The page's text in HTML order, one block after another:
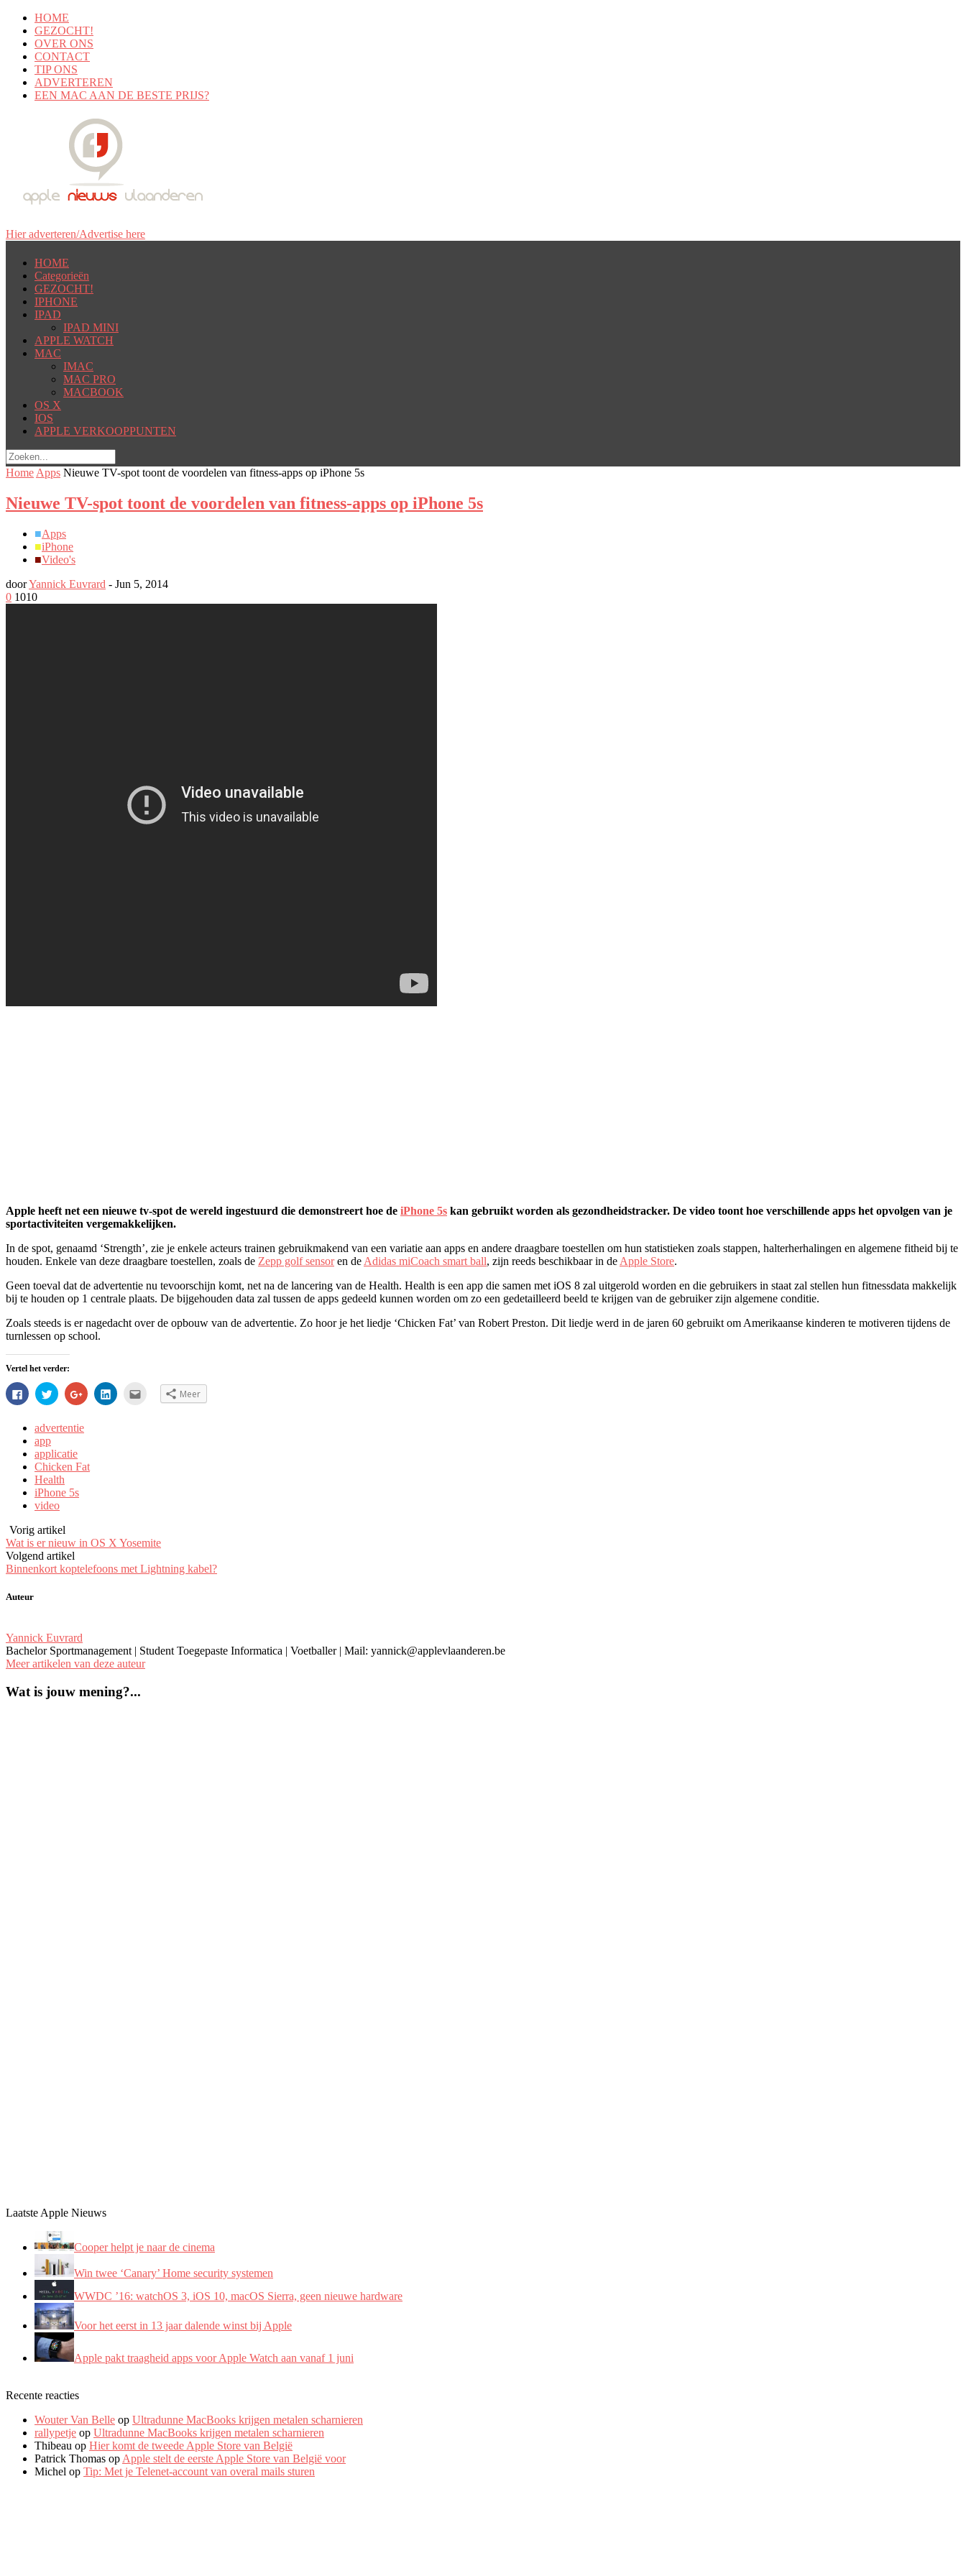
HOME
GEZOCHT!
OVER ONS
CONTACT
TIP ONS
ADVERTEREN
EEN MAC AAN DE BESTE PRIJS?
Hier adverteren/Advertise here
HOME
Categorieën
GEZOCHT!
IPHONE
IPAD
IPAD MINI
APPLE WATCH
MAC
IMAC
MAC PRO
MACBOOK
OS X
IOS
APPLE VERKOOPPUNTEN
Home Apps Nieuwe TV-spot toont de voordelen van fitness-apps op iPhone 5s
Nieuwe TV-spot toont de voordelen van fitness-apps op iPhone 5s
■Apps
■iPhone
■Video's
doorYannick Euvrard - Jun 5, 2014
0 1010
Apple heeft net een nieuwe tv-spot de wereld ingestuurd die demonstreert hoe de iPhone 5s kan gebruikt worden als gezondheidstracker. De video toont hoe verschillende apps het opvolgen van je
sportactiviteiten vergemakkelijken.
In de spot, genaamd ‘Strength’, zie je enkele acteurs trainen gebruikmakend van een variatie aan apps en andere draagbare toestellen om hun statistieken zoals stappen, halterherhalingen en algemene fitheid bij te
houden. Enkele van deze draagbare toestellen, zoals de Zepp golf sensoren de Adidas miCoach smart ball, zijn reeds beschikbaar in de Apple Store.
Geen toeval dat de advertentie nu tevoorschijn komt, net na de lancering van de Health. Health is een app die samen met iOS 8 zal uitgerold worden en die gebruikers in staat zal stellen hun fitnessdata makkelijk
bij te houden op 1 centrale plaats. De bijgehouden data zal tussen de apps gedeeld kunnen worden om zo een gedetailleerd beeld te krijgen van de gebruiker zijn algemene conditie.
Zoals steeds is er nagedacht over de opbouw van de advertentie. Zo hoor je het liedje ‘Chicken Fat’ van Robert Preston. Dit liedje werd in de jaren 60 gebruikt om Amerikaanse kinderen te motiveren tijdens de
turnlessen op school.
Vertel het verder:
Klik
om
op
Facebook
(Wordt
in
een
nieuw
venster
geopend)
Klik
om
met
Twitter
in
een
nieuw
venster
geopend)
Klik
om
te
delen
nieuw
Klik
om Meer
advertentie
app
applicatie
Chicken Fat
Health
iPhone 5s
video
Vorig artikel
Wat is er nieuw in OS X Yosemite
Volgend artikel
Binnenkort koptelefoons met Lightning kabel?
Auteur
Yannick Euvrard
Bachelor Sportmanagement | Student Toegepaste Informatica | Voetballer | Mail: yannick@applevlaanderen.be
Meer artikelen van deze auteur
Wat is jouw mening?...
Laatste Apple Nieuws
Cooper helpt je naar de cinema
Win twee ‘Canary’ Home security systemen
WWDC ’16: watchOS 3, iOS 10, macOS Sierra, geen nieuwe hardware
Voor het eerst in 13 jaar dalende winst bij Apple
Apple pakt traagheid apps voor Apple Watch aan vanaf 1 juni
Recente reacties
Wouter Van Belle op Ultradunne MacBooks krijgen metalen scharnieren
rallypetje op Ultradunne MacBooks krijgen metalen scharnieren
Thibeau op Hier komt de tweede Apple Store van België
Patrick Thomas opApple stelt de eerste Apple Store van België voor
Michel op Tip: Met je Telenet-account van overal mails sturen